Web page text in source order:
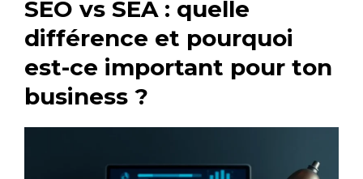
SEO vs SEA : quelle
différence et pourquoi
est-ce important pour ton
business ?